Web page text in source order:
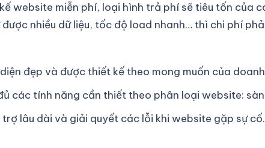
website miễn phí, loại hình trả phí sẽ tiêu tốn của
nhiều dữ liệu, tốc độ load nhanh… thì chi phí
đẹp và được thiết kế theo mong muốn của
các tính năng cần thiết theo phân loại website:
lâu dài và giải quyết các lỗi khi website gặp sự cố.